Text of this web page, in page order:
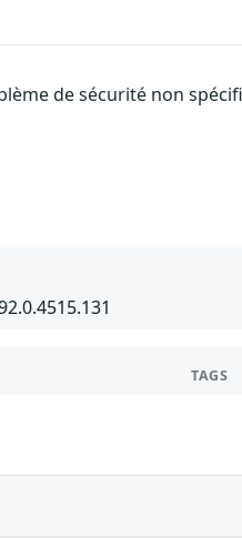
de sécurité non
TAGS